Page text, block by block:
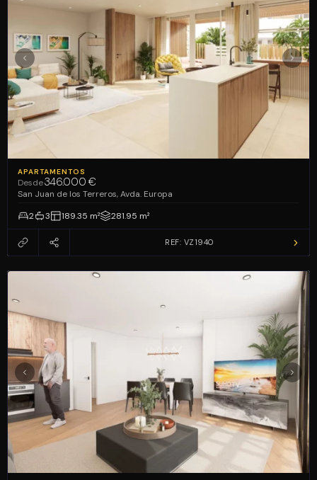
APARTAMENTOS
Desde346.000 €
San Juan de los Terreros, Avda. Europa
2
3 189.35 m² 281.95 m²
REF: VZ1940